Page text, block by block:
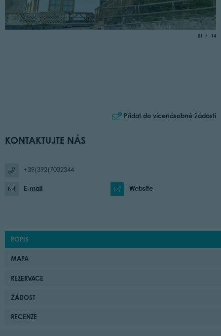
01 of
14
Přidat do vícenásobné žádosti
KONTAKTUJTE NÁS
+39(392)7032344
E-mail Website
POPIS
MAPA
REZERVACE
ŽÁDOST
RECENZE